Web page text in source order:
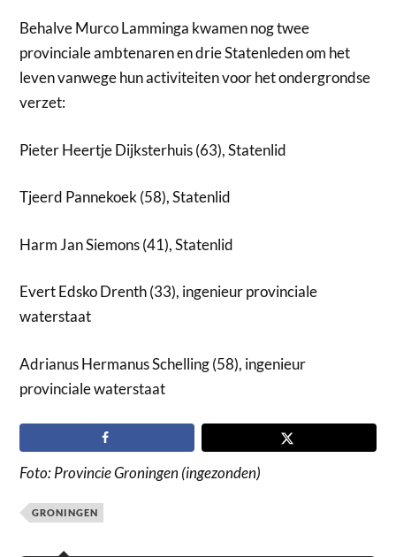
Behalve Murco Lamminga kwamen nog twee
provinciale ambtenaren en drie Statenleden om het
leven vanwege hun activiteiten voor het ondergrondse
verzet:
Pieter Heertje Dijksterhuis (63), Statenlid
Tjeerd Pannekoek (58), Statenlid
Harm Jan Siemons (41), Statenlid
Evert Edsko Drenth (33), ingenieur provinciale
waterstaat
Adrianus Hermanus Schelling (58), ingenieur
provinciale waterstaat
Foto: Provincie Groningen (ingezonden)
GRONINGEN